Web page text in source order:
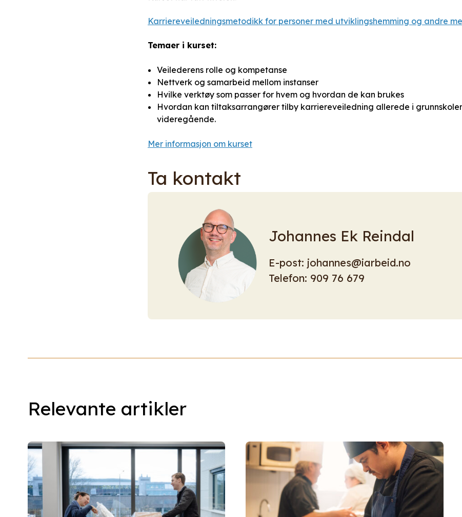
Karriereveiledningsmetodikk for personer med utviklingshemming og andre
Temaer i kurset:
Veilederens rolle og kompetanse
Nettverk og samarbeid mellom instanser
Hvilke verktøy som passer for hvem og hvordan de kan brukes
Hvordan kan tiltaksarrangører tilby karriereveiledning allerede i
videregående.
Mer informasjon om kurset
Ta kontakt
Johannes Ek Reindal
E-post: johannes@iarbeid.no
Telefon: 909 76 679
Relevante artikler